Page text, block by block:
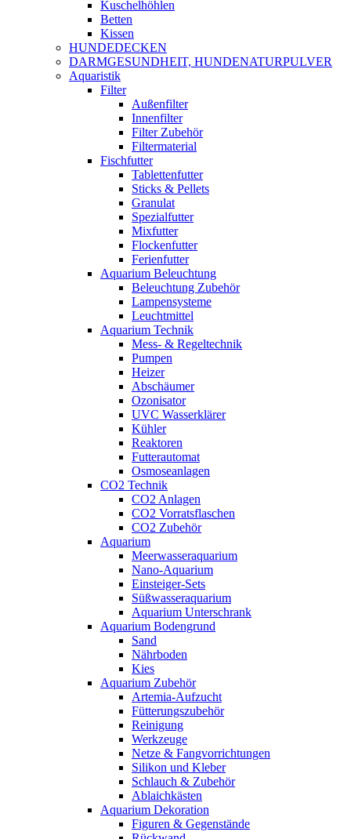
Kuschelhöhlen
Betten
Kissen
HUNDEDECKEN
DARMGESUNDHEIT, HUNDENATURPULVER
Aquaristik
Filter
Außenfilter
Innenfilter
Filter Zubehör
Filtermaterial
Fischfutter
Tablettenfutter
Sticks & Pellets
Granulat
Spezialfutter
Mixfutter
Flockenfutter
Ferienfutter
Aquarium Beleuchtung
Beleuchtung Zubehör
Lampensysteme
Leuchtmittel
Aquarium Technik
Mess- & Regeltechnik
Pumpen
Heizer
Abschäumer
Ozonisator
UVC Wasserklärer
Kühler
Reaktoren
Futterautomat
Osmoseanlagen
CO2 Technik
CO2 Anlagen
CO2 Vorratsflaschen
CO2 Zubehör
Aquarium
Meerwasseraquarium
Nano-Aquarium
Einsteiger-Sets
Süßwasseraquarium
Aquarium Unterschrank
Aquarium Bodengrund
Sand
Nährboden
Kies
Aquarium Zubehör
Artemia-Aufzucht
Fütterungszubehör
Reinigung
Werkzeuge
Netze & Fangvorrichtungen
Silikon und Kleber
Schlauch & Zubehör
Ablaichkästen
Aquarium Dekoration
Figuren & Gegenstände